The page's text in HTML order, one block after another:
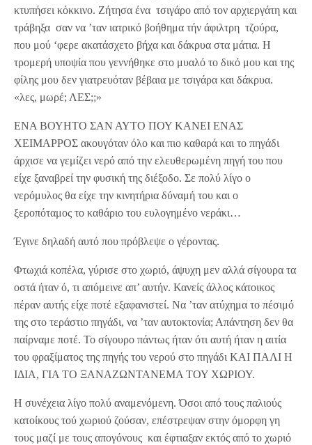
κτυπήσει κόκκινο. Ζήτησα ένα τσιγάρο από τον αρχιεργάτη και
τράβηξα σαν να ’ταν ιατρικό βοήθημα τήν άφιλτρη τζούρα,
που μού ‘φερε ακατάσχετο βήχα και δάκρυα στα μάτια. Η
τρομερή υποψία που γεννήθηκε στο μυαλό το δικό μου και της
φίλης μου δεν γιατρευόταν βέβαια με τσιγάρα και δάκρυα.
«λες, μωρέ; ΛΕΣ;;»
ΕΝΑ ΒΟΥΗΤΟ ΣΑΝ ΑΥΤΟ ΠΟΥ ΚΑΝΕΙ ΕΝΑΣ
ΧΕΙΜΑΡΡΟΣ ακουγόταν όλο και πιο καθαρά και το πηγάδι
άρχισε να γεμίζει νερό από την ελευθερωμένη πηγή του που
είχε ξαναβρεί την φυσική της διέξοδο. Σε πολύ λίγο ο
νερόμυλος θα είχε την κινητήρια δύναμή του και ο
ξεροπόταμος το καθάριο του ευλογημένο νεράκι…
Έγινε δηλαδή αυτό που πρόβλεψε ο γέροντας.
Φτωχιά κοπέλα, γύρισε στο χωριό, άψυχη μεν αλλά σίγουρα τα
οστά ήταν ό, τι απόμεινε απ’ αυτήν. Κανείς άλλος κάτοικος
πέραν αυτής είχε ποτέ εξαφανιστεί. Να ’ταν ατύχημα το πέσιμό
της στο τεράστιο πηγάδι, να ’ταν αυτοκτονία; Απάντηση δεν θα
παίρναμε ποτέ. Το σίγουρο πάντως ήταν ότι αυτή ήταν η αιτία
του φραξίματος της πηγής του νερού στο πηγάδι ΚΑΙ ΠΑΛΙ Η
ΙΔΙΑ, ΓΙΑ ΤΟ ΞΑΝΑΖΩΝΤΑΝΕΜΑ ΤΟΥ ΧΩΡΙΟΥ.
Η συνέχεια λίγο πολύ αναμενόμενη. Όσοι από τους παλιούς
κατοίκους τού χωριού ζούσαν, επέστρεψαν στην όμορφη γη
τους μαζί με τους απογόνους και έφτιαξαν εκτός από το χωριό